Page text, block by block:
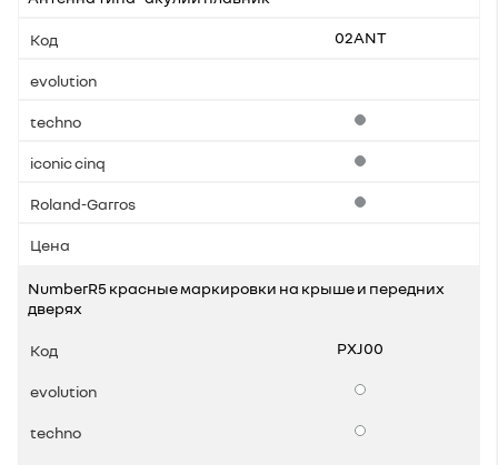
02ANT
Стандартная
Стандартная
Стандартная
NumberR5 красные маркировки на крыше и передних
дверях
PXJ00
Опции
Опции